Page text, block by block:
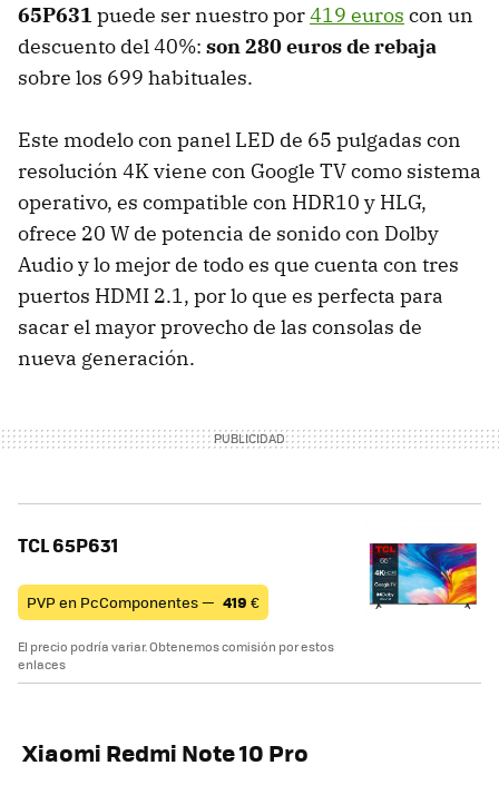
65P631 puede ser nuestro por419 euros con un
descuento del 40%: son 280 euros de rebaja
sobre los 699 habituales.
Este modelo con panel LED de 65 pulgadas con
resolución 4K viene con Google TV como sistema
operativo, es compatible con HDR10 y HLG,
ofrece 20 W de potencia de sonido con Dolby
Audio y lo mejor de todo es que cuenta con tres
puertos HDMI 2.1, por lo que es perfecta para
sacar el mayor provecho de las consolas de
nueva generación.
TCL 65P631
PVP en PcComponentes — 419 €
El precio podría variar. Obtenemos comisión por estos
enlaces
Xiaomi Redmi Note 10 Pro